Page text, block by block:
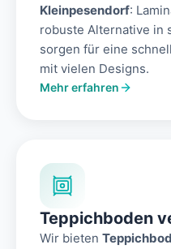
Kleinpesendorf:
robuste Alternative in
sorgen für eine
mit vielen Designs.
Mehr erfahren
Teppichboden
Wir bieten